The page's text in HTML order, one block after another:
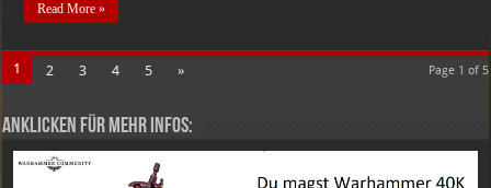
Read More »
Page 1 of 5
1 2 3 4 5 »
Anklicken für mehr Infos: